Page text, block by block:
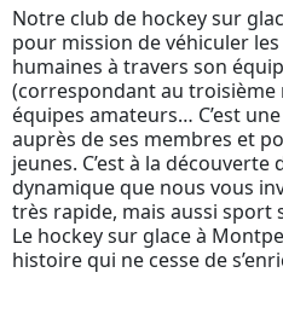
Notre club de hockey sur
pour mission de véhiculer
humaines à travers son
(correspondant au troisième
équipes amateurs… C’est
auprès de ses membres et
jeunes. C’est à la
dynamique que nous vous
très rapide, mais aussi sport
Le hockey sur glace à
histoire qui ne cesse de